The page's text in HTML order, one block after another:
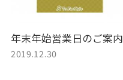
年末年始営業日のご案内
2019.12.30